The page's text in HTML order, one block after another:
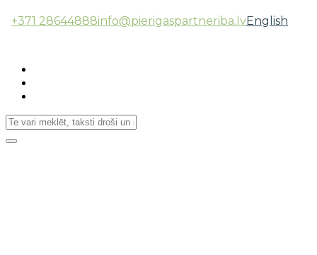
+371 28644888info@pierigaspartneriba.lvEnglish
Toggle